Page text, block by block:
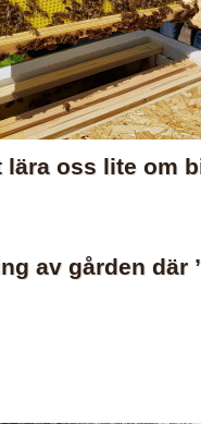
lära oss lite om
av gården där